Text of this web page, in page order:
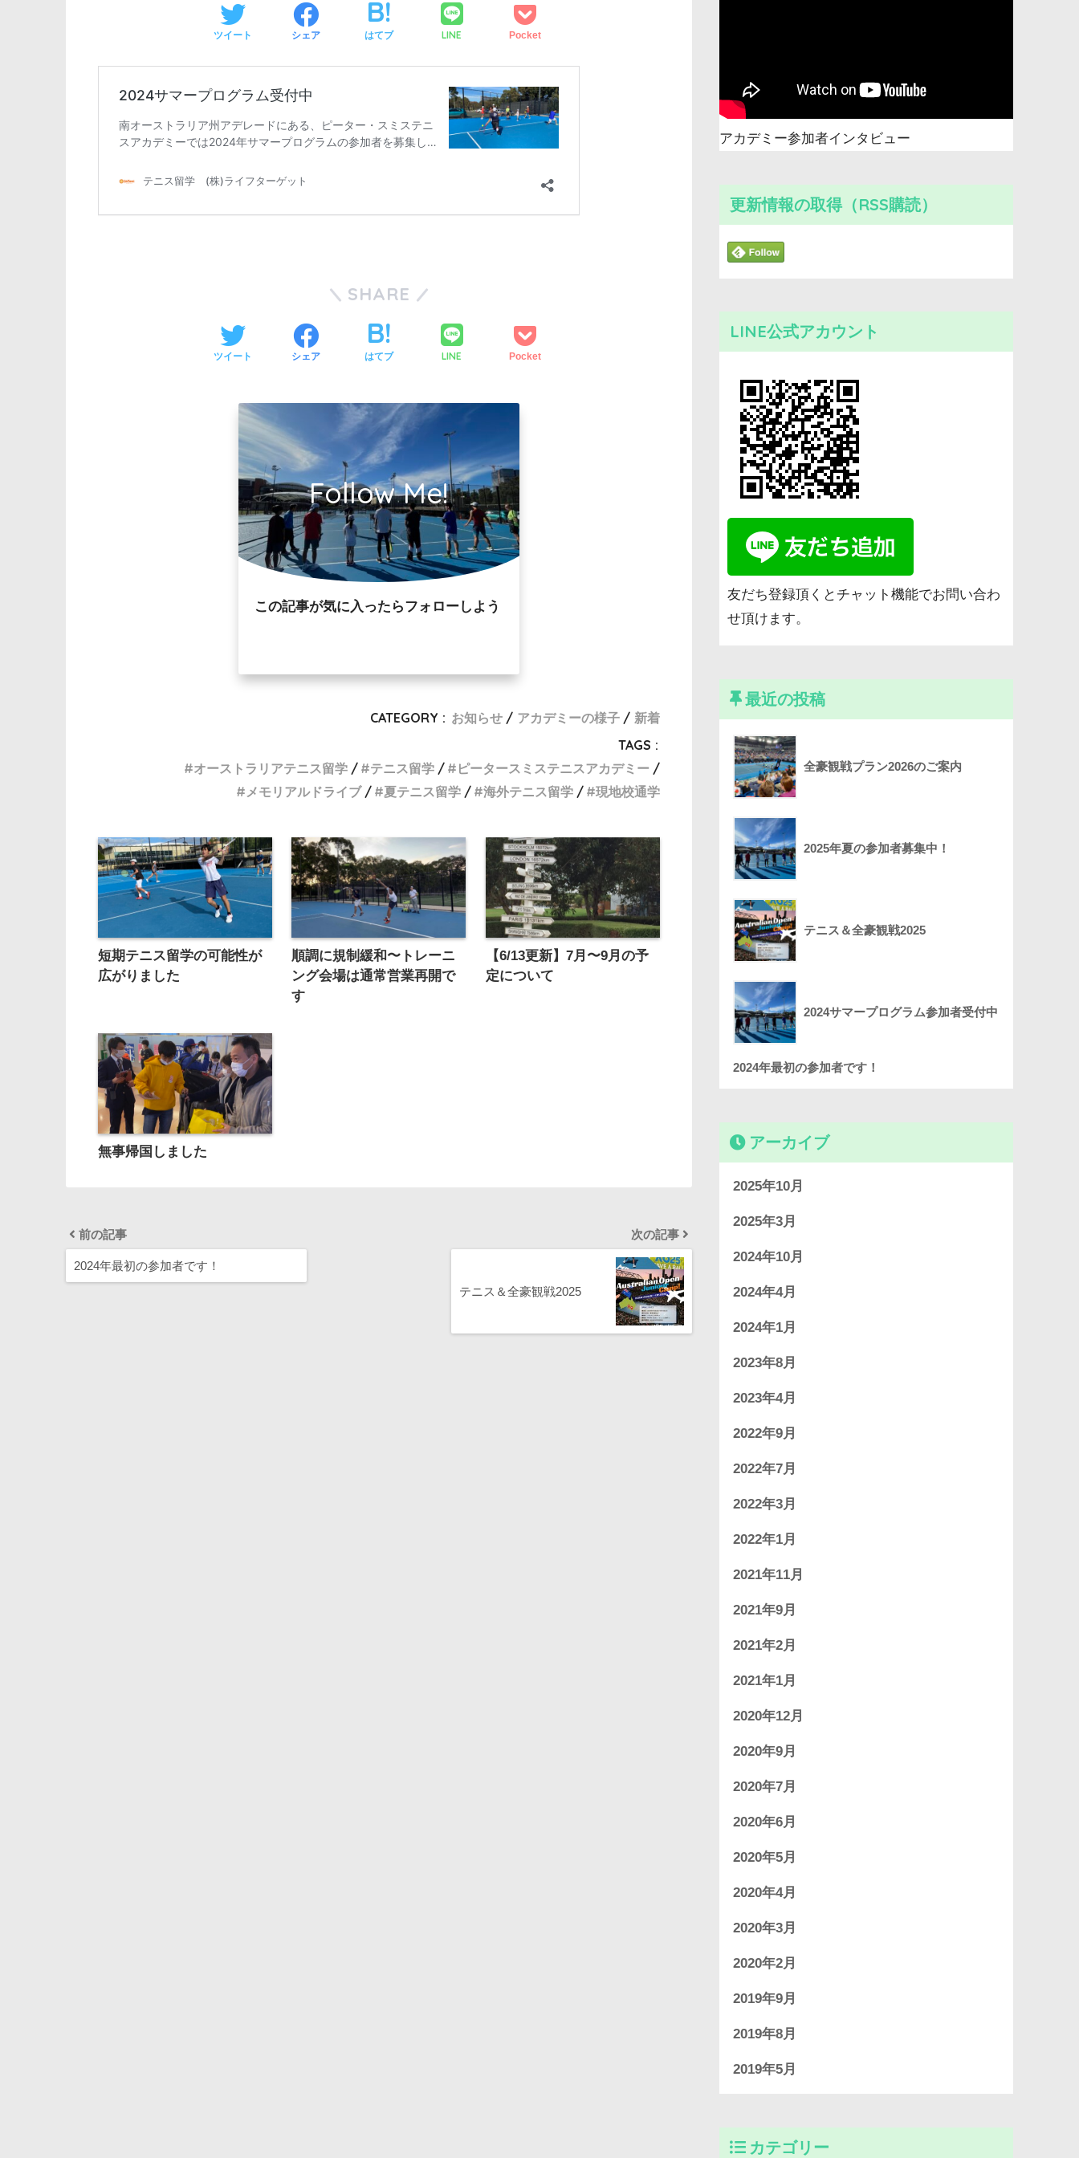
ツイート シェア はてブ LINE Pocket
SHARE
ツイート シェア はてブ LINE Pocket
Follow Me!
この記事が気に入ったらフォローしよう
CATEGORY : お知らせ アカデミーの様子
新着
TAGS :
オーストラリアテニス留学
テニス留学
ピータースミステニスアカデミー
メモリアルドライブ
夏テニス留学 海外テニス留学 現地校通学
短期テニス留学の可能性が
広がりました
順調に規制緩和〜トレーニ
ング会場は通常営業再開で
す
【6/13更新】7月〜9月の予
定について
無事帰国しました
前の記事
2024年最初の参加者です！
次の記事
テニス＆全豪観戦2025
アカデミー参加者インタビュー
更新情報の取得（RSS購読）
LINE公式アカウント
友だち登録頂くとチャット機能でお問い合わ
せ頂けます。
最近の投稿
全豪観戦プラン2026のご案内
2025年夏の参加者募集中！
テニス＆全豪観戦2025
2024サマープログラム参加者受付中
2024年最初の参加者です！
アーカイブ
2025年10月
2025年3月
2024年10月
2024年4月
2024年1月
2023年8月
2023年4月
2022年9月
2022年7月
2022年3月
2022年1月
2021年11月
2021年9月
2021年2月
2021年1月
2020年12月
2020年9月
2020年7月
2020年6月
2020年5月
2020年4月
2020年3月
2020年2月
2019年9月
2019年8月
2019年5月
カテゴリー